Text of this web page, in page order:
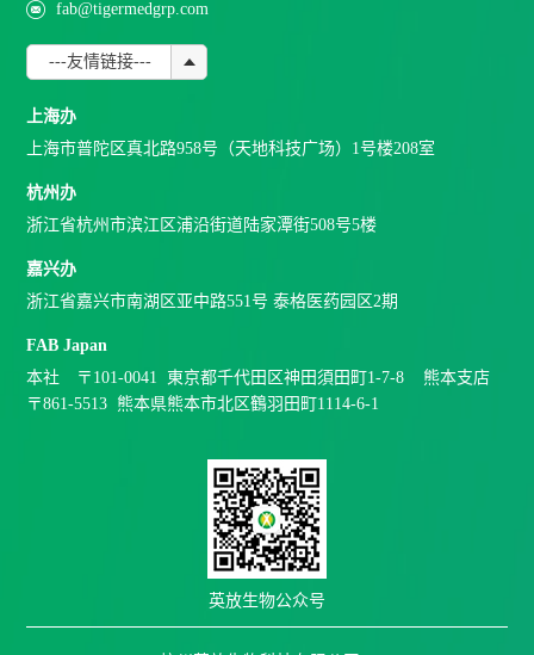
fab@tigermedgrp.com
---友情链接---
上海办
上海市普陀区真北路958号（天地科技广场）1号楼208室
杭州办
浙江省杭州市滨江区浦沿街道陆家潭街508号5楼
嘉兴办
浙江省嘉兴市南湖区亚中路551号 泰格医药园区2期
FAB Japan
本社 〒101-0041 東京都千代田区神田須田町1-7-8 熊本支店
〒861-5513 熊本県熊本市北区鶴羽田町1114-6-1
英放生物公众号